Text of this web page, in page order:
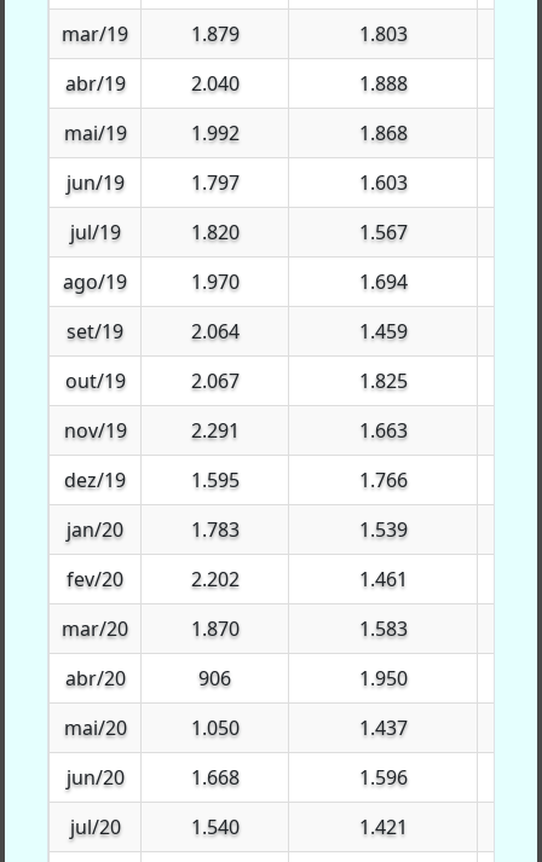
mar/19
1.879 1.803
abr/19
2.040 1.888
mai/19
1.992 1.868
jun/19
1.797 1.603
jul/19
1.820 1.567
ago/19
1.970 1.694
set/19
2.064 1.459
out/19
2.067 1.825
nov/19
2.291 1.663
dez/19
1.595 1.766
jan/20
1.783 1.539
fev/20
2.202 1.461
mar/20
1.870 1.583
abr/20
906 1.950
mai/20
1.050 1.437
jun/20
1.668 1.596
jul/20
1.540 1.421
mar/19
abr/19
mai/19
jun/19
jul/19
ago/19
set/19
out/19
nov/19
dez/19
jan/20
fev/20
mar/20
abr/20
mai/20
jun/20
jul/20